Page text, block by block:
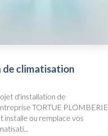
climatisation
d'installation de
TORTUE PLOMBERIE
installe ou remplace vos